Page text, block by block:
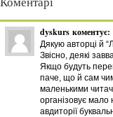
dyskurs коментує:
Дякую авторці й
Звісно, деякі
Якщо будуть
паче, що й сам
маленькими
організовує
авдиторії